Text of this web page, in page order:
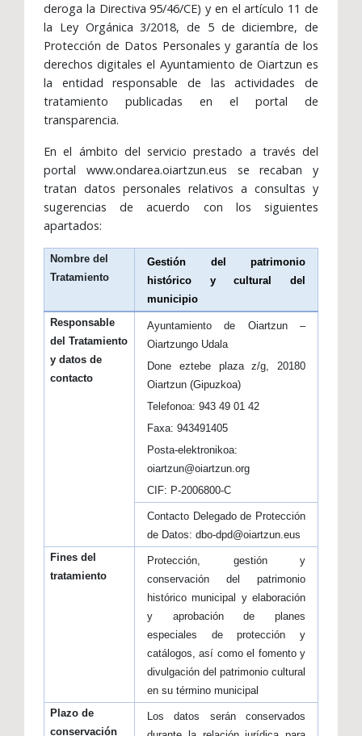
deroga la Directiva 95/46/CE) y en el artículo 11 de
la Ley Orgánica 3/2018, de 5 de diciembre, de
Protección de Datos Personales y garantía de los
derechos digitales el Ayuntamiento de Oiartzun es
la entidad responsable de las actividades de
tratamiento publicadas en el portal de
transparencia.
En el ámbito del servicio prestado a través del
portal www.ondarea.oiartzun.eus se recaban y
tratan datos personales relativos a consultas y
sugerencias de acuerdo con los siguientes
apartados:
Nombre del
Tratamiento
Gestión del patrimonio
histórico y cultural del
municipio
Responsable
del Tratamiento
y datos de
contacto
Ayuntamiento de Oiartzun –
Oiartzungo Udala
Done eztebe plaza z/g, 20180
Oiartzun (Gipuzkoa)
Telefonoa: 943 49 01 42
Faxa: 943491405
Posta-elektronikoa:
oiartzun@oiartzun.org
CIF: P-2006800-C
Contacto Delegado de Protección
de Datos: dbo-dpd@oiartzun.eus
Fines del
tratamiento
Protección, gestión y
conservación del patrimonio
histórico municipal y elaboración
y aprobación de planes
especiales de protección y
catálogos, así como el fomento y
divulgación del patrimonio cultural
en su término municipal
Plazo de
conservación
Los datos serán conservados